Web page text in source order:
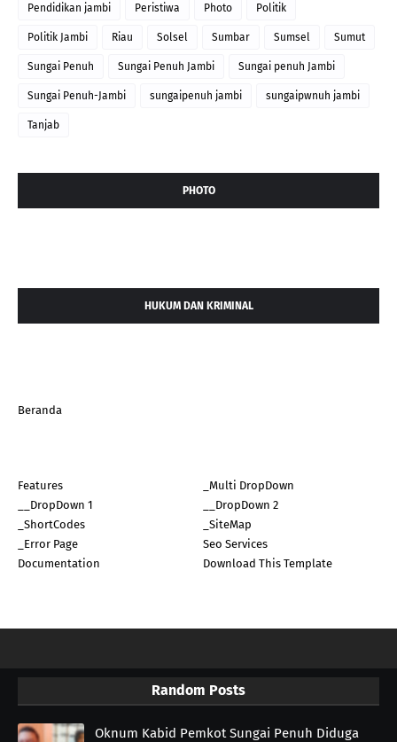
Pendidikan jambi Peristiwa Photo Politik
Politik Jambi Riau Solsel Sumbar Sumsel Sumut
Sungai Penuh Sungai Penuh Jambi Sungai penuh Jambi
Sungai Penuh-Jambi sungaipenuh jambi sungaipwnuh jambi
Tanjab
PHOTO
HUKUM DAN KRIMINAL
Beranda
Features
_Multi DropDown
__DropDown 1
__DropDown 2
_ShortCodes
_SiteMap
_Error Page
Seo Services
Documentation
Download This Template
Random Posts
Oknum Kabid Pemkot Sungai Penuh Diduga